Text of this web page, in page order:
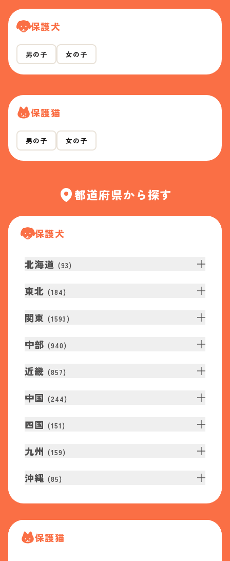
保護犬
男の子 女の子
保護猫
男の子 女の子
都道府県から探す
保護犬
北海道 (93)
東北 (184)
関東 (1593 )
中部 (940)
近畿 (857)
中国 (244)
四国 (151 )
九州 (159)
沖縄 (85)
保護猫